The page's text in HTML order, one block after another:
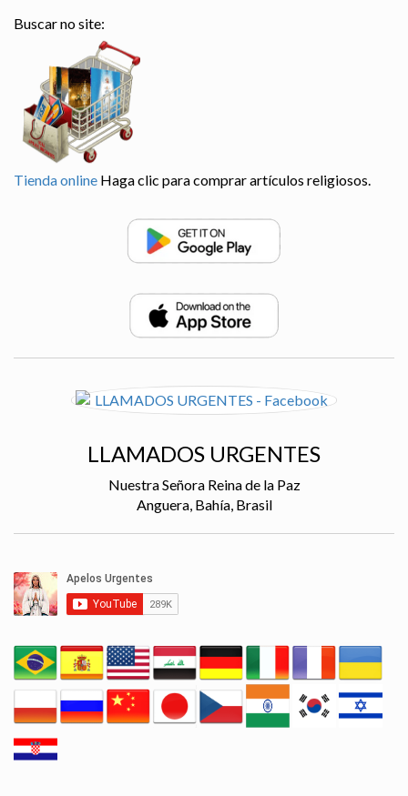
Buscar no site:
Tienda online Haga clic para comprar artículos religiosos.
LLAMADOS URGENTES
Nuestra Señora Reina de la Paz
Anguera, Bahía, Brasil